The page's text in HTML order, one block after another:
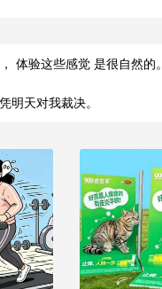
体验这些感觉 是很自然的。
明天对我裁决。